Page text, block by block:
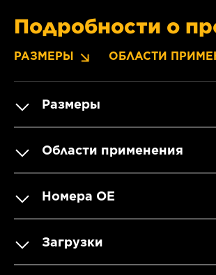
Подробности о
РАЗМЕРЫ ОБЛАСТИ
Размеры
Области применения
Номера OE
Загрузки